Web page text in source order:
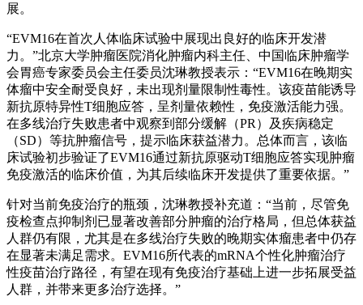
展。
“EVM16在首次人体临床试验中展现出良好的临床开发潜
力。”北京大学肿瘤医院消化肿瘤内科主任、中国临床肿瘤学
会胃癌专家委员会主任委员沈琳教授表示：“EVM16在晚期实
体瘤中安全耐受良好，未出现剂量限制性毒性。该疫苗能诱导
新抗原特异性T细胞应答，呈剂量依赖性，免疫激活能力强。
在多线治疗失败患者中观察到部分缓解（PR）及疾病稳定
（SD）等抗肿瘤信号，提示临床获益潜力。总体而言，该临
床试验初步验证了EVM16通过新抗原驱动T细胞应答实现肿瘤
免疫激活的临床价值，为其后续临床开发提供了重要依据。”
针对当前免疫治疗的瓶颈，沈琳教授补充道：“当前，尽管免
疫检查点抑制剂已显著改善部分肿瘤的治疗格局，但总体获益
人群仍有限，尤其是在多线治疗失败的晚期实体瘤患者中仍存
在显著未满足需求。EVM16所代表的mRNA个性化肿瘤治疗
性疫苗治疗路径，有望在现有免疫治疗基础上进一步拓展受益
人群，并带来更多治疗选择。”